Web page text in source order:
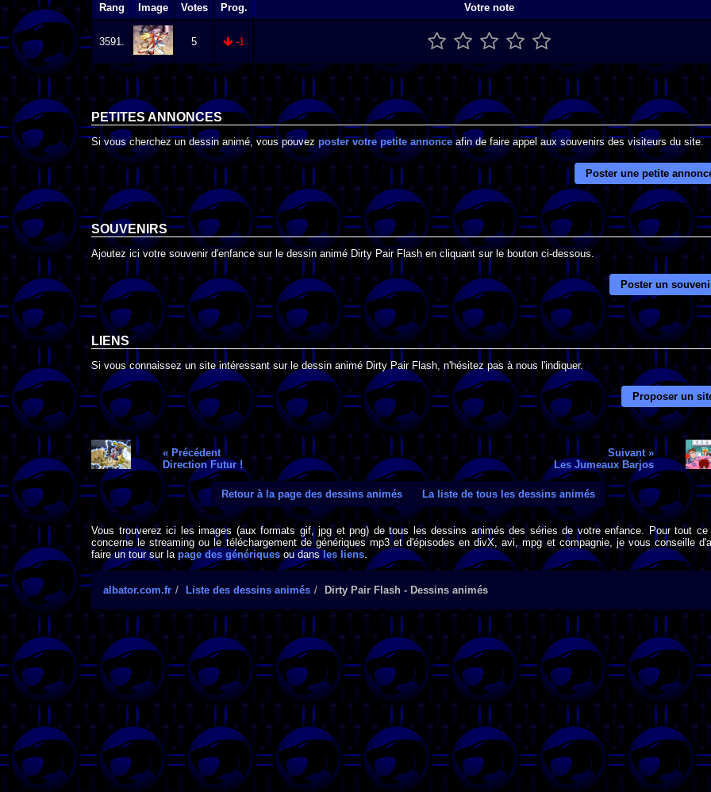
Rang Image Votes Prog. Votre note
3591. 5 -1
PETITES ANNONCES
Si vous cherchez un dessin animé, vous pouvez poster votre petite annonceafin de faire appel aux souvenirs des visiteurs du site.
Poster une petite
SOUVENIRS
Ajoutez ici votre souvenir d'enfance sur le dessin animé Dirty Pair Flash en cliquant sur le bouton ci-dessous.
Poster un
LIENS
Si vous connaissez un site intéressant sur le dessin animé Dirty Pair Flash, n'hésitez pas à nous l'indiquer.
Proposer un
« Précédent
Direction Futur !
Suivant »
Les Jumeaux Barjos
Retour à la page des dessins animés La liste de tous les dessins animés
Vous trouverez ici les images (aux formats gif, jpg et png) de tous les dessins animés des séries de votre enfance. Pour tout ce
concerne le streaming ou le téléchargement de génériques mp3 et d'épisodes en divX, avi, mpg et compagnie, je vous conseille
faire un tour sur la page des génériques ou dansles liens
albator.com.fr Liste des dessins animés Dirty Pair Flash - Dessins animés